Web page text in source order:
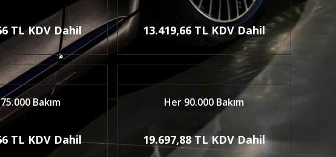
TL KDV Dahil 13.419,66 TL KDV Dahil
Bakım
TL KDV Dahil
Her 90.000 Bakım
19.697,88 TL KDV Dahil